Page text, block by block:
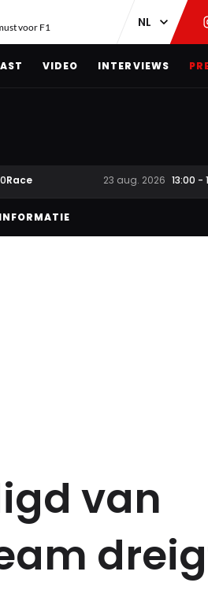
voor F1
VIDEO INTERVIEWS
Race 23 aug. 2026 13:00 -
van